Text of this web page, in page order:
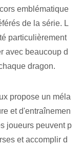
emblématique
de la série. L
particulièrement
avec beaucoup d
dragon.
propose un méla
et d'entraînemen
joueurs peuvent p
et accomplir d